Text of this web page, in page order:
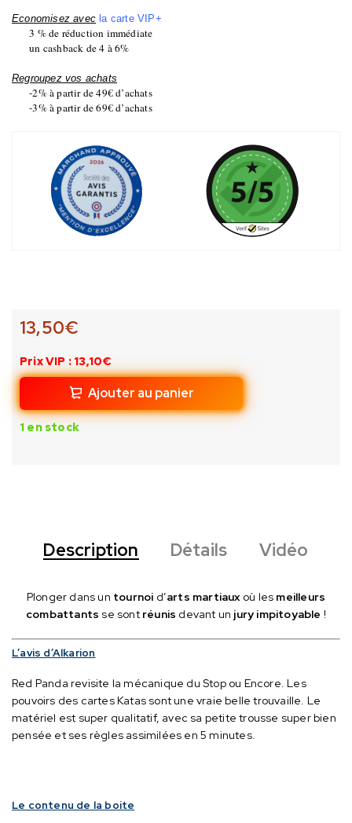
Economisez avec la carte VIP+
3 % de réduction immédiate
un cashback de 4 à 6%
Regroupez vos achats
-2% à partir de 49€ d’achats
-3% à partir de 69€ d’achats
13,50€
Prix VIP : 13,10€
Ajouter au panier
1 en stock
Description Détails Vidéo
Plonger dans un tournoi d’arts martiauxoù les meilleurs
combattants se sont réunis devant un jury impitoyable !
L’avis d’Alkarion
Red Panda revisite la mécanique du Stop ou Encore. Les
pouvoirs des cartes Katas sont une vraie belle trouvaille. Le
matériel est super qualitatif, avec sa petite trousse super bien
pensée et ses règles assimilées en 5 minutes.
Le contenu de la boite